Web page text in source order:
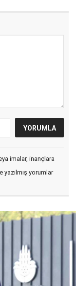
imalar, inançlara
yazılmış yorumlar